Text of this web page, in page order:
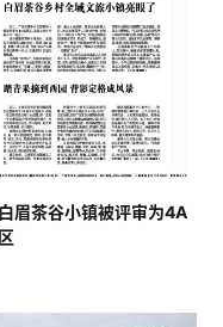
白眉茶谷小镇被评审为4A